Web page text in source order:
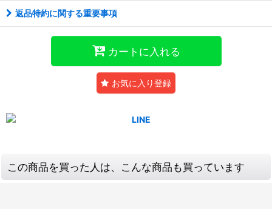
返品特約に関する重要事項
カートに入れる
お気に入り登録
この商品を買った人は、こんな商品も買っています